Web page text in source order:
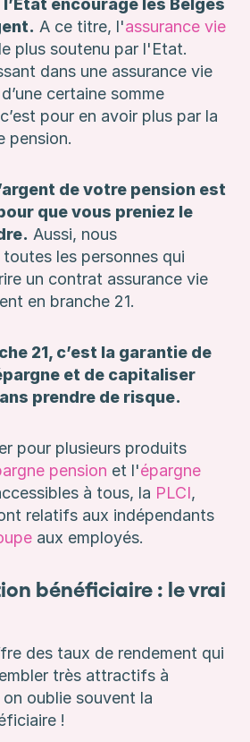
l’Etat encourage les Belges
A ce titre, l'assurance vie
plus soutenu par l'Etat.
dans une assurance vie
certaine somme
pour en avoir plus par la
pension.
de votre pension est
que vous preniez le
Aussi, nous
les personnes qui
un contrat assurance vie
en branche 21.
21, c’est la garantie de
et de capitaliser
prendre de risque.
pour plusieurs produits
pension et l'épargne
à tous, la PLCI,
relatifs aux indépendants
aux employés.
bénéficiaire : le vrai
des taux de rendement qui
très attractifs à
oublie souvent la
!